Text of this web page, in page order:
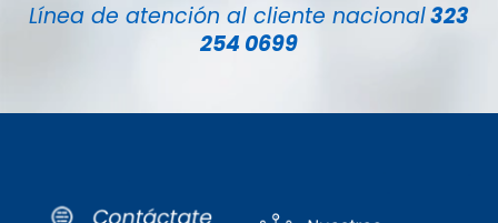
Línea de atención al cliente nacional323
254 0699